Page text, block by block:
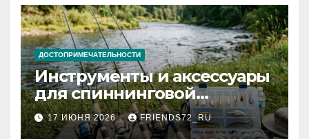
ДОСТОПРИМЕЧАТЕЛЬНОСТИ
Инструменты и аксессуары
для спиннинговой
рыбалки: назначение и
типы
17 ИЮНЯ 2026 FRIENDS72_RU